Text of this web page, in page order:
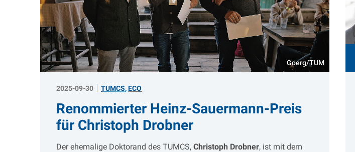
Goerg/TUM
2025-09-30 TUMCS,ECO
Renommierter Heinz-Sauermann-Preis
für Christoph Drobner
Der ehemalige Doktorand des TUMCS, Christoph Drobner, ist mit dem